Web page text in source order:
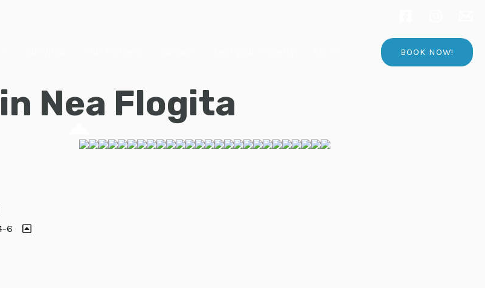
BOOK NOW!
Nea Flogita
6